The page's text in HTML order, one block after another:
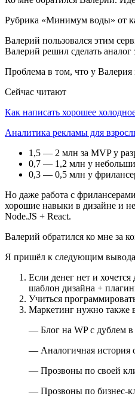
Рубрика «Минимум воды» от
Валерий пользовался этим
Валерий решил сделать
Проблема в том, что у
Сейчас читают
Как написать хорошее
Аналитика рекламы для
1,5 — 2 млн за MVP у
0,7 — 1,2 млн у
0,3 — 0,5 млн у
Но даже работа с
хорошие навыки в дизайне и
Node.JS + React.
Валерий обратился ко мне за
Я пришёл к следующим
Если денег нет и
шаблон дизайна +
Учиться
Маркетинг нужно также
— Блог на WP с дублем
— Аналогичная история
— Прозвоны по своей
— Прозвоны по бизнес-